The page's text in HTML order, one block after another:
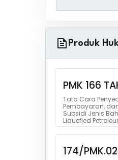
Produk
PMK 166
Tata Cara
Pembayaran,
Subsidi Jenis
Liquefied
174/